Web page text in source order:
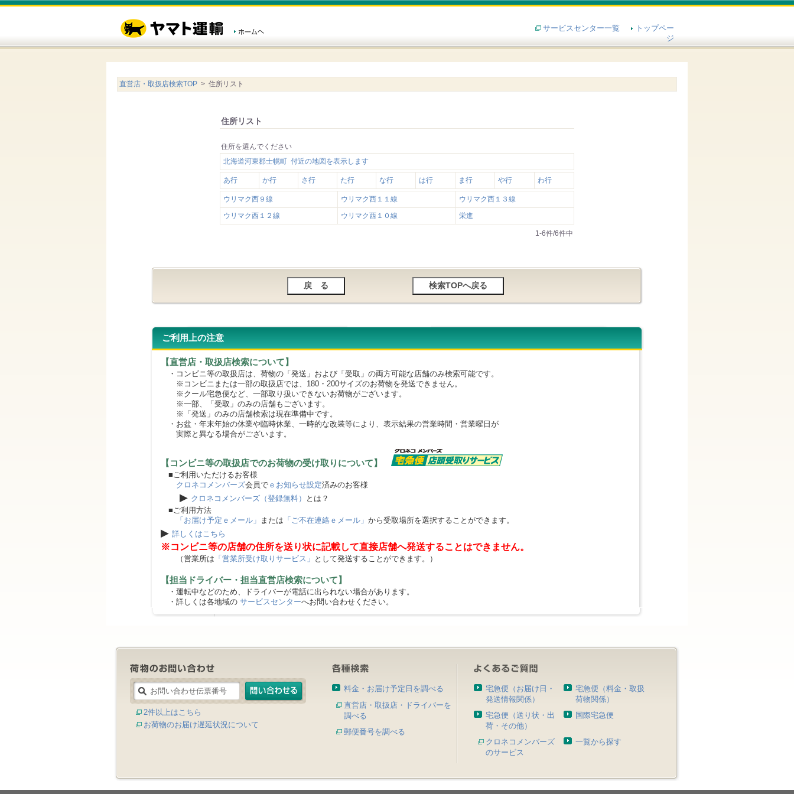
サービスセンター一覧
トップペー
ジ
直営店・取扱店検索TOP > 住所リスト
住所リスト
住所を選んでください
北海道河東郡士幌町 付近の地図を表示します
あ行 か行 さ行 た行 な行 は行 ま行 や行 わ行
ウリマク西９線 ウリマク西１１線
ウリマク西１３線
ウリマク西１２線
ウリマク西１０線 栄進
1-6件/6件中
ご利用上の注意
【直営店・取扱店検索について】
・コンビニ等の取扱店は、荷物の「発送」および「受取」の両方可能な店舗のみ検索可能です。
※コンビニまたは一部の取扱店では、180・200サイズのお荷物を発送できません。
※クール宅急便など、一部取り扱いできないお荷物がございます。
※一部、「受取」のみの店舗もございます。
※「発送」のみの店舗検索は現在準備中です。
・お盆・年末年始の休業や臨時休業、一時的な改装等により、表示結果の営業時間・営業曜日が
実際と異なる場合がございます。
【コンビニ等の取扱店でのお荷物の受け取りについて】
■ご利用いただけるお客様
クロネコメンバーズ会員で ｅお知らせ設定済みのお客様
▶ クロネコメンバーズ（登録無料）
とは？
■ご利用方法
「お届け予定ｅメール」 または 「ご不在連絡ｅメール」 から受取場所を選択することができます。
▶ 詳しくはこちら
※コンビニ等の店舗の住所を送り状に記載して直接店舗へ発送することはできません。
（営業所は 「営業所受け取りサービス」 として発送することができます。）
【担当ドライバー・担当直営店検索について】
・運転中などのため、ドライバーが電話に出られない場合があります。
・詳しくは各地域の サービスセンターへお問い合わせください。
2件以上はこちら
お荷物のお届け遅延状況について
料金・お届け予定日を調べる
直営店・取扱店・ドライバーを
調べる
郵便番号を調べる
宅急便（お届け日・
発送情報関係）
宅急便（料金・取扱
荷物関係）
宅急便（送り状・出
荷・その他）
国際宅急便
クロネコメンバーズ
のサービス
一覧から探す